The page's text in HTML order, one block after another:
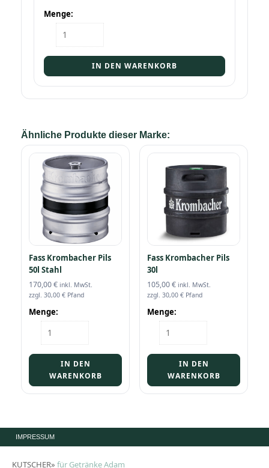
Menge:
Fass
Krombacher
Menge
IN DEN WARENKORB
Ähnliche Produkte dieser Marke:
Fass Krombacher Pils
50l Stahl
170,00€ inkl. MwSt.
zzgl. 30,00 € Pfand
Menge:
Fass
Krombacher
Stahl
Menge
IN DEN
WARENKORB
Fass Krombacher Pils
30l
105,00€ inkl. MwSt.
zzgl. 30,00 € Pfand
Menge:
Fass
Krombacher
Menge
IN DEN
WARENKORB
IMPRESSUM
KUTSCHER» für Getränke Adam